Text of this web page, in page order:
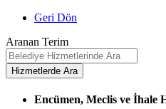
Geri Dön
Aranan Terim
Encümen, Meclis ve İhale